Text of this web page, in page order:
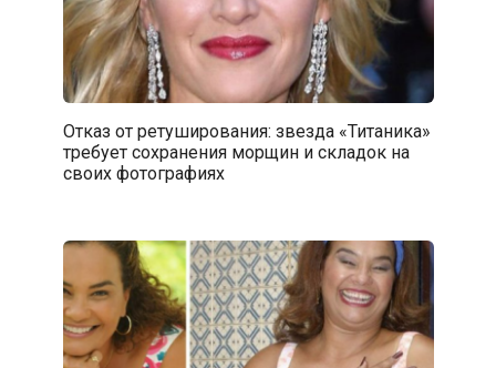
Отказ от ретуширования: звезда «Титаника»
требует сохранения морщин и складок на
своих фотографиях